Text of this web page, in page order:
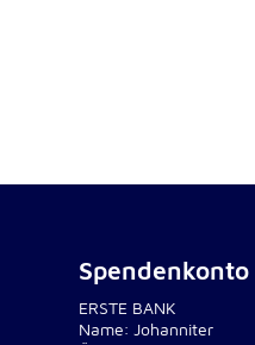
Spendenkonto
ERSTE BANK
Name: Johanniter